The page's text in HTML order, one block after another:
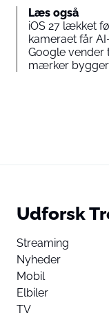
Læs også
iOS 27 lækket
kameraet får
Google vender
mærker
Udforsk
Streaming
Nyheder
Mobil
Elbiler
TV